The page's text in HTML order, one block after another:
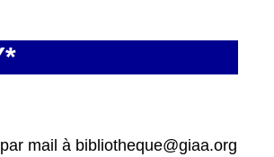
mail à bibliotheque@giaa.org